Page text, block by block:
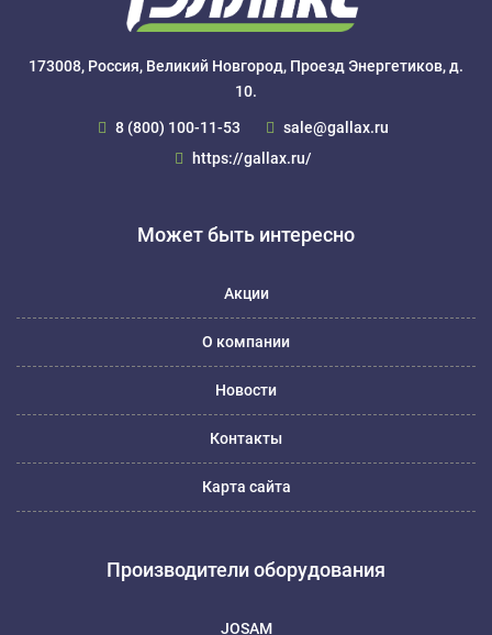
173008, Россия, Великий Новгород, Проезд Энергетиков, д.
10.
8 (800) 100-11-53
sale@gallax.ru
https://gallax.ru/
Может быть интересно
Акции
О компании
Новости
Контакты
Карта сайта
Производители оборудования
JOSAM